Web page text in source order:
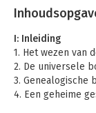
I: Inleiding
1. Het wezen van
2. De universele
3. Genealogische
4. Een geheime